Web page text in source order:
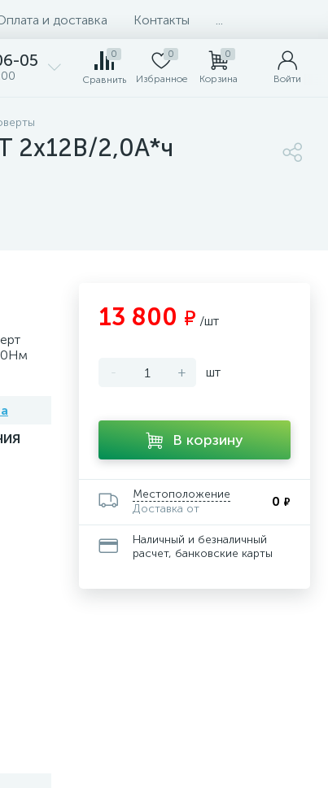
и доставка Контакты
05 0
Сравнить
0
Избранное
0
Корзина Войти
2х12В/2,0А*ч
13 800 ₽ /шт
- + шт
В корзину
Местоположение
Доставка от
0 ₽
Наличный и безналичный
расчет, банковские карты